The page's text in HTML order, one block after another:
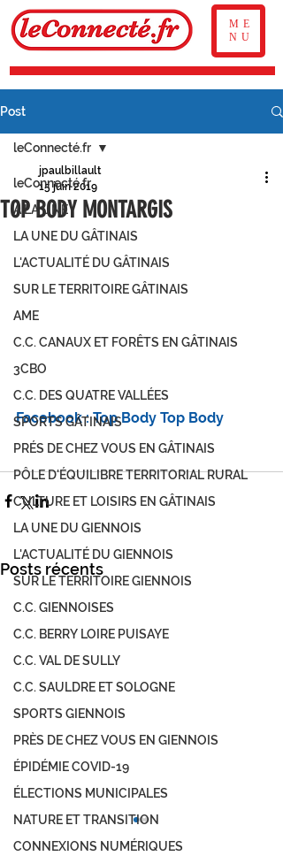
ME
NU
Post
leConnecté.fr
À LA UNE
LA UNE DU GÂTINAIS
L'ACTUALITÉ DU GÂTINAIS
SUR LE TERRITOIRE GÂTINAIS
AME
C.C. CANAUX ET FORÊTS EN GÂTINAIS
3CBO
C.C. DES QUATRE VALLÉES
SPORTS GÂTINAIS
PRÉS DE CHEZ VOUS EN GÂTINAIS
PÔLE D'ÉQUILIBRE TERRITORIAL RURAL
CULTURE ET LOISIRS EN GÂTINAIS
LA UNE DU GIENNOIS
L'ACTUALITÉ DU GIENNOIS
SUR LE TERRITOIRE GIENNOIS
C.C. GIENNOISES
C.C. BERRY LOIRE PUISAYE
C.C. VAL DE SULLY
C.C. SAULDRE ET SOLOGNE
SPORTS GIENNOIS
PRÈS DE CHEZ VOUS EN GIENNOIS
ÉPIDÉMIE COVID-19
ÉLECTIONS MUNICIPALES
NATURE ET TRANSITION
CONNEXIONS NUMÉRIQUES
leConnecté.fr
TOP BODY MONTARGIS
jpaulbillault
15 juin 2019
Facebook : Top Body Top Body
Posts récents